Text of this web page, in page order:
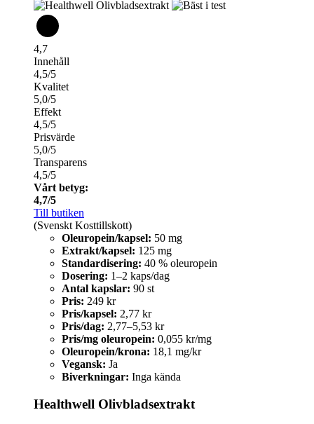
4,7
Innehåll
4,5/5
Kvalitet
5,0/5
Effekt
4,5/5
Prisvärde
5,0/5
Transparens
4,5/5
Vårt betyg:
4,7/5
Till butiken
(Svenskt Kosttillskott)
Oleuropein/kapsel: 50 mg
Extrakt/kapsel: 125 mg
Standardisering: 40 % oleuropein
Dosering: 1–2 kaps/dag
Antal kapslar: 90 st
Pris: 249 kr
Pris/kapsel: 2,77 kr
Pris/dag: 2,77–5,53 kr
Pris/mg oleuropein: 0,055 kr/mg
Oleuropein/krona: 18,1 mg/kr
Vegansk: Ja
Biverkningar: Inga kända
Healthwell Olivbladsextrakt